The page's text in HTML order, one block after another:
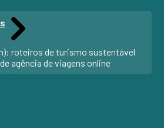
roteiros de turismo sustentável
agência de viagens online